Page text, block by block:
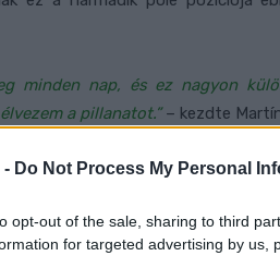
- Do Not Process My Personal
opt-out of the sale, sharing to third
for targeted advertising by us,
minden nap, és ez nagyon
a pillanatot.”– kezdte
kifutásnál nagyon erősnek
menni. A második
kockáztattam, és ezért meg is